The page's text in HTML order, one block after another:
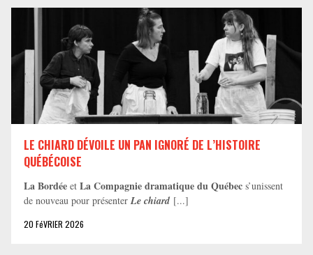
LE CHIARD DÉVOILE UN PAN IGNORÉ DE L’HISTOIRE
QUÉBÉCOISE
La Bordée et La Compagnie dramatique du Québec s’unissent
de nouveau pour présenter Le chiard [...]
20 FéVRIER 2026